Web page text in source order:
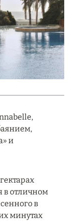
СЕРДЦЕ
BALI,
и
в отличном
в
минутах